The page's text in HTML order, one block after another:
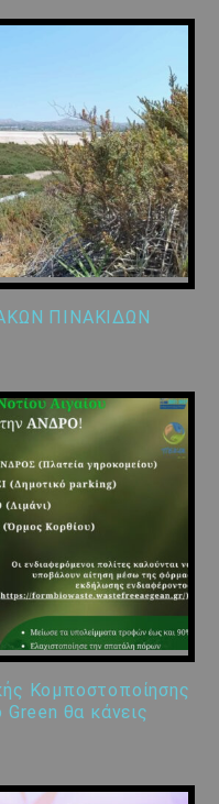
ΠΙΝΑΚΙΔΩΝ
Κομποστοποίησης
θα κάνεις